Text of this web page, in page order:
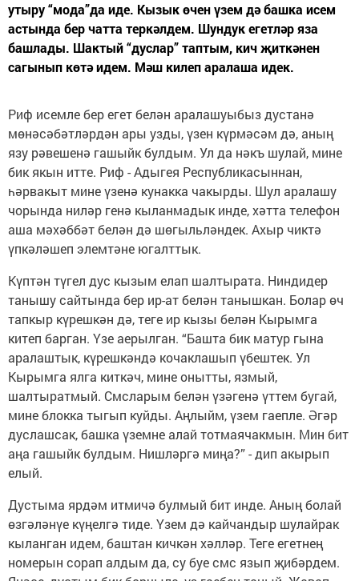
утыру “мода”да иде. Кызык өчен үзем дә башка исем
астында бер чатта теркәлдем. Шундук егетләр яза
башлады. Шактый “дуслар” таптым, кич җиткәнен
сагынып көтә идем. Мәш килеп аралаша идек.
Риф исемле бер егет белән аралашуыбыз дустанә
мөнәсәбәтләрдән ары узды, үзен күрмәсәм дә, аның
язу рәвешенә гашыйк булдым. Ул да нәкъ шулай, мине
бик якын итте. Риф - Адыгея Республикасыннан,
һәрвакыт мине үзенә кунакка чакырды. Шул аралашу
чорында ниләр генә кыланмадык инде, хәтта телефон
аша мәхәббәт белән дә шөгыльләндек. Ахыр чиктә
үпкәләшеп элемтәне югалттык.
Күптән түгел дус кызым елап шалтырата. Ниндидер
танышу сайтында бер ир-ат белән танышкан. Болар өч
тапкыр күрешкән дә, теге ир кызы белән Кырымга
китеп барган. Үзе аерылган. “Башта бик матур гына
аралаштык, күрешкәндә кочаклашып үбештек. Ул
Кырымга ялга киткәч, мине онытты, язмый,
шалтыратмый. Смсларым белән үзәгенә үттем бугай,
мине блокка тыгып куйды. Аңлыйм, үзем гаепле. Әгәр
дуслашсак, башка үземне алай тотмаячакмын. Мин бит
аңа гашыйк булдым. Нишләргә миңа?” - дип акырып
елый.
Дустыма ярдәм итмичә булмый бит инде. Аның болай
өзгәләнүе күңелгә тиде. Үзем дә кайчандыр шулайрак
кыланган идем, баштан кичкән хәлләр. Теге егетнең
номерын сорап алдым да, су буе смс язып җибәрдем.